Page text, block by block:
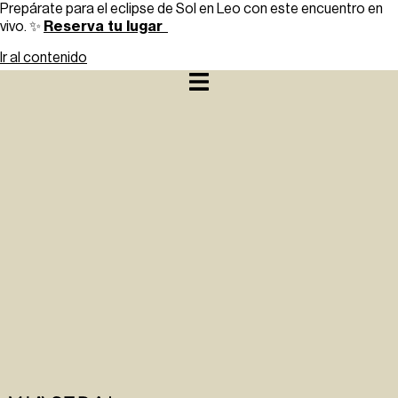
Prepárate para el eclipse de Sol en Leo con este encuentro en
vivo. ✨ Reserva tu lugar
Ir al contenido